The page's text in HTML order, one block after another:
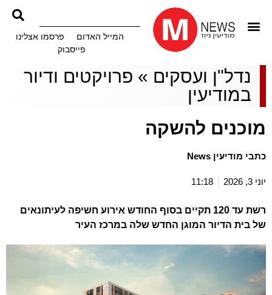
המייל האדום
פרסמו אצלינו
פייסבוק
נדל"ן ועסקים » פרויקטים ודיור
במודיעין
מוכנים להשקה
כתבי מודיעין News
יוני 3, 2026 11:18
רשת עד 120 תקיים בסוף החודש אירוע חשיפה לעיתונאים
של בית הדיור המוגן החדש שלה במרכז העיר